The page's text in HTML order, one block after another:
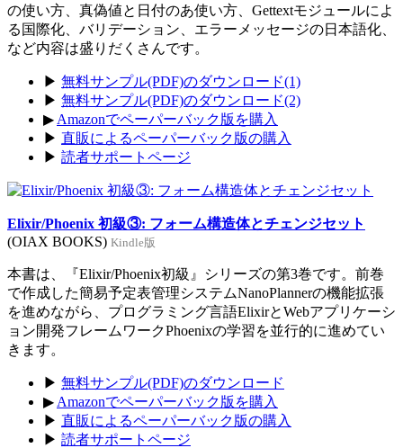
の使い方、真偽値と日付のあ使い方、Gettextモジュールによ
る国際化、バリデーション、エラーメッセージの日本語化、
など内容は盛りだくさんです。
▶ 無料サンプル(PDF)のダウンロード(1)
▶ 無料サンプル(PDF)のダウンロード(2)
▶ Amazonでペーパーバック版を購入
▶ 直販によるペーパーバック版の購入
▶ 読者サポートページ
Elixir/Phoenix 初級③: フォーム構造体とチェンジセット
(OIAX BOOKS) Kindle版
本書は、『Elixir/Phoenix初級』シリーズの第3巻です。前巻
で作成した簡易予定表管理システムNanoPlannerの機能拡張
を進めながら、プログラミング言語ElixirとWebアプリケーシ
ョン開発フレームワークPhoenixの学習を並行的に進めてい
きます。
▶ 無料サンプル(PDF)のダウンロード
▶ Amazonでペーパーバック版を購入
▶ 直販によるペーパーバック版の購入
▶ 読者サポートページ